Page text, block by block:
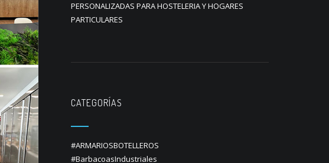
PERSONALIZADAS PARA HOSTELERIA Y HOGARES
PARTICULARES
CATEGORÍAS
#ARMARIOSBOTELLEROS
#BarbacoasIndustriales